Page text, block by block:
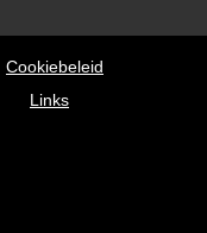
Cookiebeleid
Links